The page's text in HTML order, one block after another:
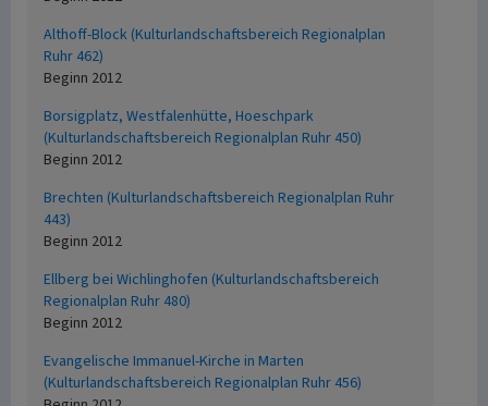
Althoff-Block (Kulturlandschaftsbereich Regionalplan
Ruhr 462)
Beginn 2012
Borsigplatz, Westfalenhütte, Hoeschpark
(Kulturlandschaftsbereich Regionalplan Ruhr 450)
Beginn 2012
Brechten (Kulturlandschaftsbereich Regionalplan Ruhr
443)
Beginn 2012
Ellberg bei Wichlinghofen (Kulturlandschaftsbereich
Regionalplan Ruhr 480)
Beginn 2012
Evangelische Immanuel-Kirche in Marten
(Kulturlandschaftsbereich Regionalplan Ruhr 456)